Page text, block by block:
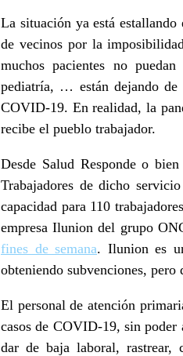
La situación ya está
de vecinos por la
muchos pacientes no puedan
pediatría, … están dejando de
COVID-19. En realidad, la
recibe el pueblo trabajador.
Desde Salud Responde o
Trabajadores de dicho
capacidad para 110
empresa Ilunion del grupo
fines de semana. Ilunion es
obteniendo subvenciones,
El personal de atención
casos de COVID-19, sin poder
dar de baja laboral, rastrear,